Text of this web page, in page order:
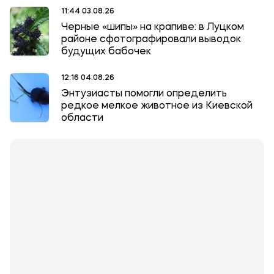
11:44 03.08.26
Черные «шипы» на крапиве: в Луцком
районе сфотографировали выводок
будущих бабочек
12:16 04.08.26
Энтузиасты помогли определить
редкое мелкое животное из Киевской
области